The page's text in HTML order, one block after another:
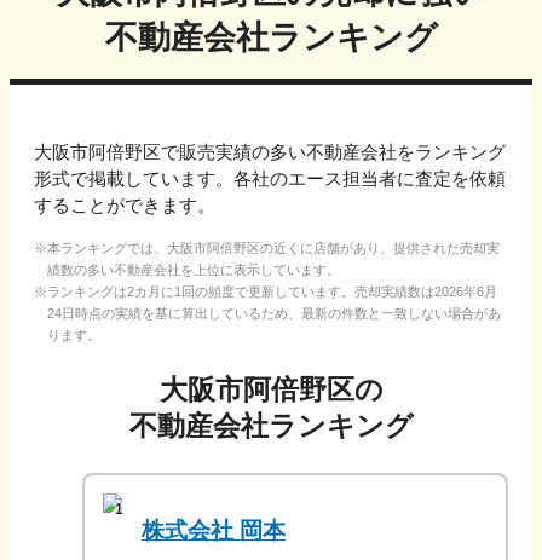
不動産会社ランキング
大阪市阿倍野区で販売実績の多い不動産会社をランキング
形式で掲載しています。各社のエース担当者に査定を依頼
することができます。
本ランキングでは、 大阪市阿倍野区の近くに店舗があり、提供された売却実
績数の多い不動産会社を上位に表示しています。
ランキングは2カ月に1回の頻度で更新しています。売却実績数は2026年6月
24日時点の実績を基に算出しているため、最新の件数と一致しない場合があ
ります。
大阪市阿倍野区の
不動産会社ランキング
1
株式会社 岡本